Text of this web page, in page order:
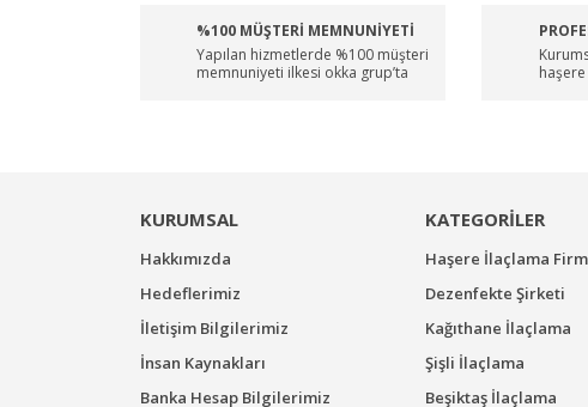
%100 MÜŞTERİ MEMNUNİYETİ
Yapılan hizmetlerde %100 müşteri
memnuniyeti ilkesi okka grup’ta
KURUMSAL
Hakkımızda
Hedeflerimiz
İletişim Bilgilerimiz
İnsan Kaynakları
Banka Hesap Bilgilerimiz
KATEGORİLER
Haşere İlaçlama
Dezenfekte Şirketi
Kağıthane İlaçlama
Şişli İlaçlama
Beşiktaş İlaçlama